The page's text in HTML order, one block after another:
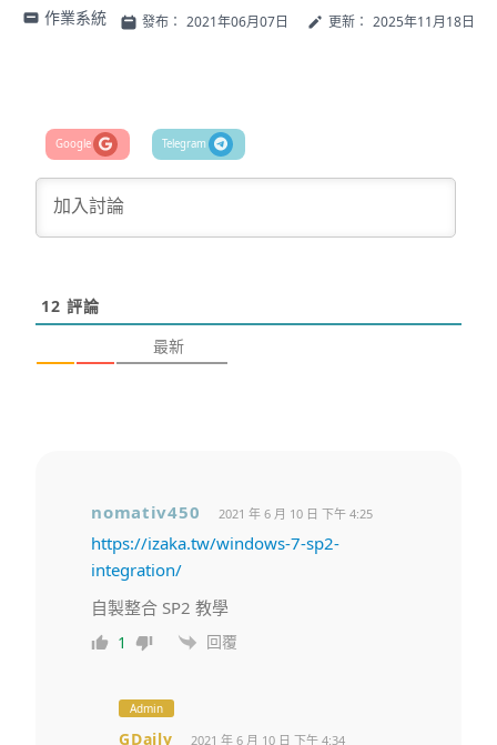
作業系統 發布： 2021年06月07日 更新： 2025年11月18日
12 評論
最新
nomativ450 2021 年 6 月 10 日 下午 4:25
https://izaka.tw/windows-7-sp2-
integration/
自製整合 SP2 教學
1 回覆
Admin
GDaily 2021 年 6 月 10 日 下午 4:34